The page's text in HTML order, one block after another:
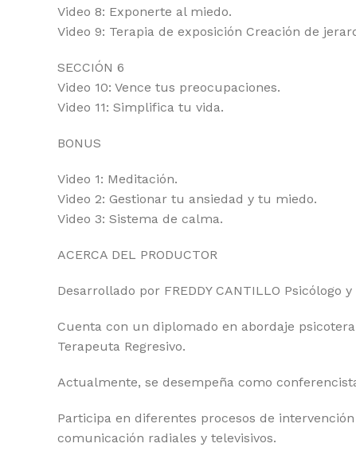
Video 8: Exponerte al miedo.
Video 9: Terapia de exposición Creación de
SECCIÓN 6
Video 10: Vence tus preocupaciones.
Video 11: Simplifica tu vida.
BONUS
Video 1: Meditación.
Video 2: Gestionar tu ansiedad y tu miedo.
Video 3: Sistema de calma.
ACERCA DEL PRODUCTOR
Desarrollado por FREDDY CANTILLO Psicólogo
Cuenta con un diplomado en abordaje
Terapeuta Regresivo.
Actualmente, se desempeña como
Participa en diferentes procesos de
comunicación radiales y televisivos.